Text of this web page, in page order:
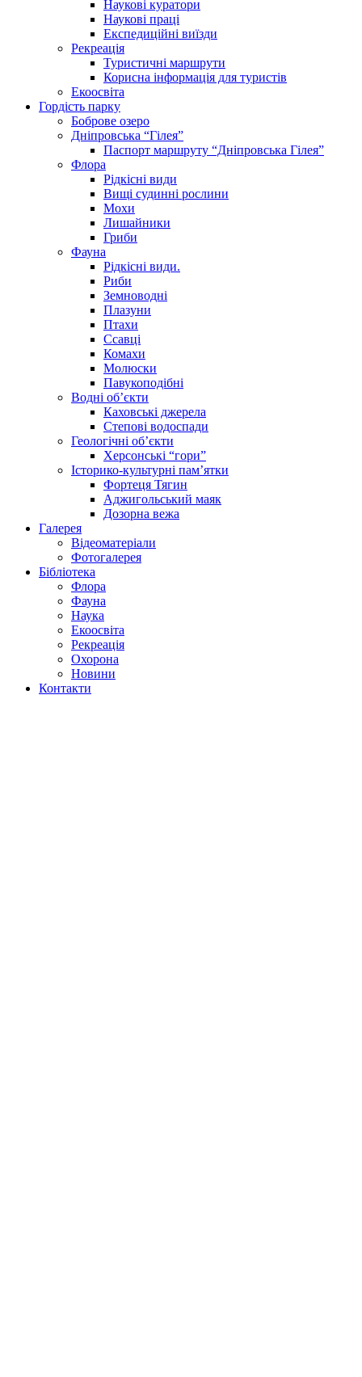
Наукові куратори
Наукові праці
Експедиційні виїзди
Рекреація
Туристичні маршрути
Корисна інформація для туристів
Екоосвіта
Гордість парку
Боброве озеро
Дніпровська “Гілея”
Паспорт маршруту “Дніпровська Гілея”
Флора
Рідкісні види
Вищі судинні рослини
Мохи
Лишайники
Гриби
Фауна
Рідкісні види.
Риби
Земноводні
Плазуни
Птахи
Ссавці
Комахи
Молюски
Павукоподібні
Водні об’єкти
Каховські джерела
Степові водоспади
Геологічні об’єкти
Херсонські “гори”
Історико-культурні пам’ятки
Фортеця Тягин
Аджигольський маяк
Дозорна вежа
Галерея
Відеоматеріали
Фотогалерея
Бібліотека
Флора
Фауна
Наука
Екоосвіта
Рекреація
Охорона
Новини
Контакти